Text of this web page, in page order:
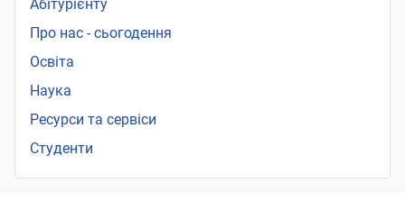
Абітурієнту
Про нас - сьогодення
Освіта
Наука
Ресурси та сервіси
Студенти